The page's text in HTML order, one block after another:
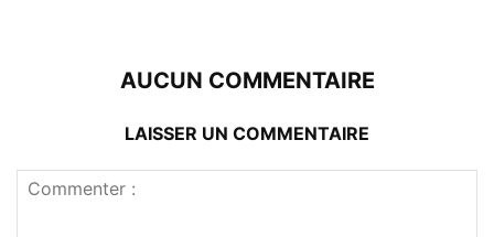
AUCUN COMMENTAIRE
LAISSER UN COMMENTAIRE